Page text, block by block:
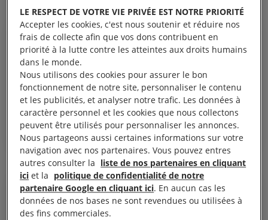
Voir toutes les actualités
REPÈRE 18 juin 2026
Que va changer le
sur la migration et l'asile
?
DÉCRYPTAGE RÉFUGIÉS ET MIGRANTS
Voir tous les repères
DOSSIER 30 octobre 2025
République
LE RESPECT DE VOTRE VIE PRIVÉE EST NOTRE PRIORITÉ
Accepter les cookies, c'est nous soutenir et réduire nos
frais de collecte afin que vos dons contribuent en
priorité à la lutte contre les atteintes aux droits humains
dans le monde.
Nous utilisons des cookies pour assurer le bon
fonctionnement de notre site, personnaliser le contenu
et les publicités, et analyser notre trafic. Les données à
caractère personnel et les cookies que nous collectons
peuvent être utilisés pour personnaliser les annonces.
Nous partageons aussi certaines informations sur votre
navigation avec nos partenaires. Vous pouvez entres
autres consulter la liste de nos partenaires en cliquant
ici et la politique de confidentialité de notre
partenaire Google en cliquant ici. En aucun cas les
données de nos bases ne sont revendues ou utilisées à
des fins commerciales.